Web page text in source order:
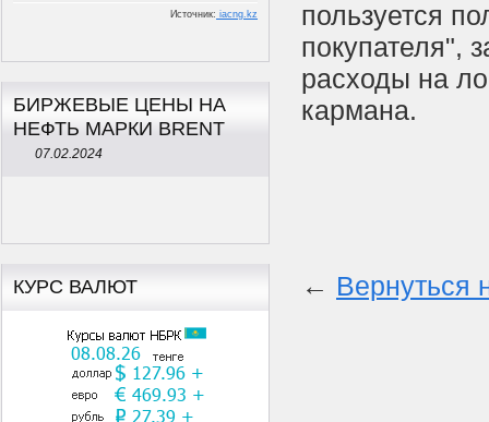
Источник: iacng.kz
БИРЖЕВЫЕ ЦЕНЫ НА
НЕФТЬ МАРКИ BRENT
07.02.2024
КУРС ВАЛЮТ
пользуется
покупателя",
расходы на
кармана.
← Вернуться